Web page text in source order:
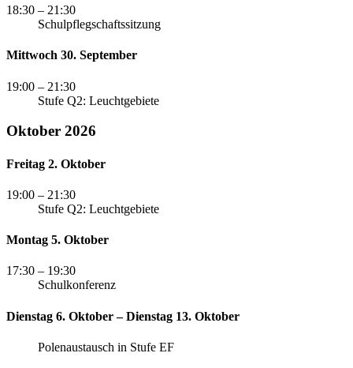
18:30 – 21:30
Schulpflegschaftssitzung
Mittwoch 30. September
19:00 – 21:30
Stufe Q2: Leuchtgebiete
Oktober 2026
Freitag 2. Oktober
19:00 – 21:30
Stufe Q2: Leuchtgebiete
Montag 5. Oktober
17:30 – 19:30
Schulkonferenz
Dienstag 6. Oktober – Dienstag 13. Oktober
Polenaustausch in Stufe EF